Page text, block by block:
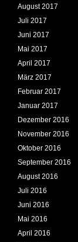
August 2017
Juli 2017
Juni 2017
Mai 2017
April 2017
März 2017
Februar 2017
Januar 2017
Dezember 2016
November 2016
Oktober 2016
September 2016
August 2016
Juli 2016
Juni 2016
Mai 2016
April 2016